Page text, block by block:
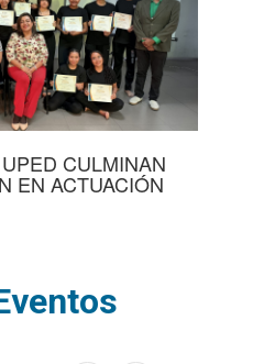
CULMINAN
EN ACTUACIÓN